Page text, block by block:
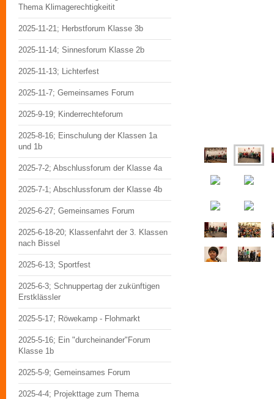
Thema Klimagerechtigkeitit
2025-11-21; Herbstforum Klasse 3b
2025-11-14; Sinnesforum Klasse 2b
2025-11-13; Lichterfest
2025-11-7; Gemeinsames Forum
2025-9-19; Kinderrechteforum
2025-8-16; Einschulung der Klassen 1a
und 1b
2025-7-2; Abschlussforum der Klasse 4a
2025-7-1; Abschlussforum der Klasse 4b
2025-6-27; Gemeinsames Forum
2025-6-18-20; Klassenfahrt der 3. Klassen
nach Bissel
2025-6-13; Sportfest
2025-6-3; Schnuppertag der zukünftigen
Erstklässler
2025-5-17; Röwekamp - Flohmarkt
2025-5-16; Ein "durcheinander"Forum
Klasse 1b
2025-5-9; Gemeinsames Forum
2025-4-4; Projekttage zum Thema